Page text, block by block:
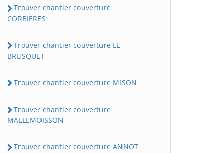
Trouver chantier couverture
CORBIERES
Trouver chantier couverture LE
BRUSQUET
Trouver chantier couverture MISON
Trouver chantier couverture
MALLEMOISSON
Trouver chantier couverture ANNOT